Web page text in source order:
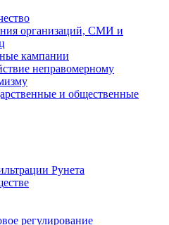
организаций, СМИ и
кампании
неправомерному
и общественные
Рунета
регулирование